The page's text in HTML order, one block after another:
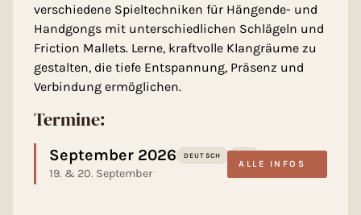
verschiedene Spieltechniken für Hängende- und
Handgongs mit unterschiedlichen Schlägeln und
Friction Mallets. Lerne, kraftvolle Klangräume zu
gestalten, die tiefe Entspannung, Präsenz und
Verbindung ermöglichen.
Termine:
September 2026 DEUTSCH
19. & 20. September
ALLE INFOS